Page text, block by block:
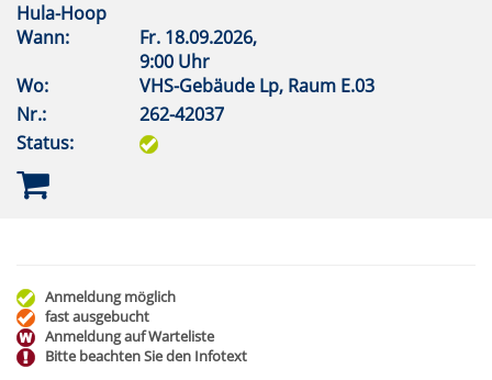
Hula-Hoop
Wann:
Fr. 18.09.2026,
9:00 Uhr
Wo:
VHS-Gebäude Lp, Raum E.03
Nr.:
262-42037
Status:
Anmeldung möglich
fast ausgebucht
Anmeldung auf Warteliste
Bitte beachten Sie den Infotext